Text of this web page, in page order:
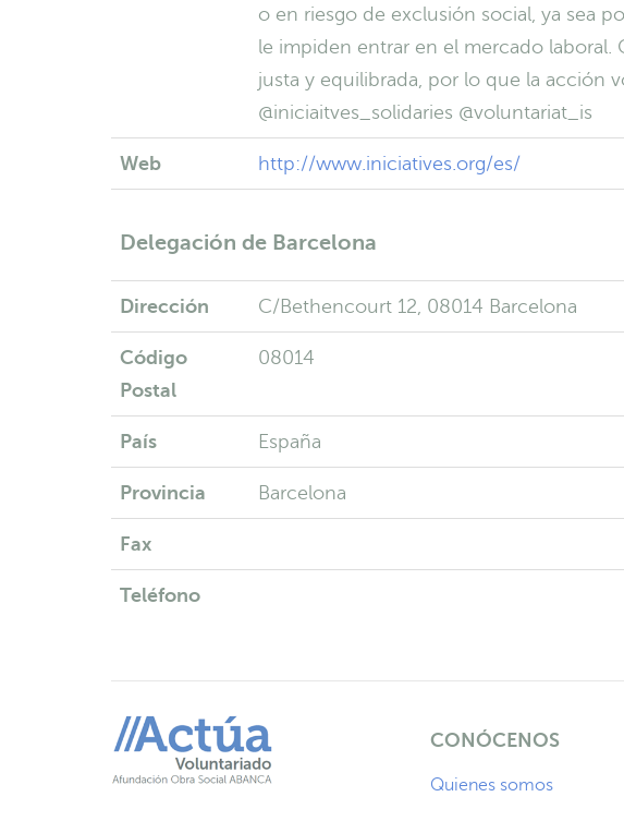
o en riesgo de exclusión social, ya sea
le impiden entrar en el mercado laboral.
justa y equilibrada, por lo que la acción
@iniciaitves_solidaries @voluntariat_is
Web http://www.iniciatives.org/es/
Delegación de Barcelona
Dirección C/Bethencourt 12, 08014 Barcelona
Código
Postal
08014
País España
Provincia Barcelona
Fax
Teléfono
CONÓCENOS
Quienes somos